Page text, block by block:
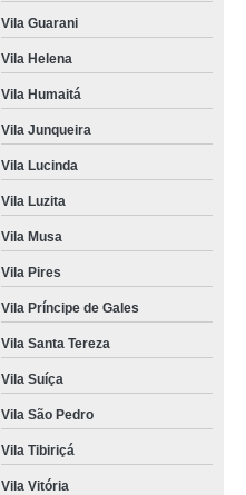
Vila Guarani
Vila Helena
Vila Humaitá
Vila Junqueira
Vila Lucinda
Vila Luzita
Vila Musa
Vila Pires
Vila Príncipe de Gales
Vila Santa Tereza
Vila Suíça
Vila São Pedro
Vila Tibiriçá
Vila Vitória